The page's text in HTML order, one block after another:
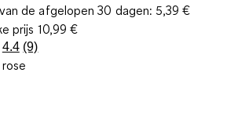
de afgelopen 30 dagen: 5,39 €
prijs 10,99 €
4.4 Lees
9
(9)